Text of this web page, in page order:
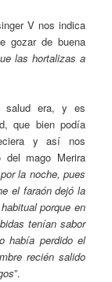
V nos indica
gozar de buena
las hortalizas a
salud era, y es
que bien podía
y así nos
del mago Merira
la noche, pues
el faraón dejó la
porque en
tenían sabor
había perdido el
recién salido
”.